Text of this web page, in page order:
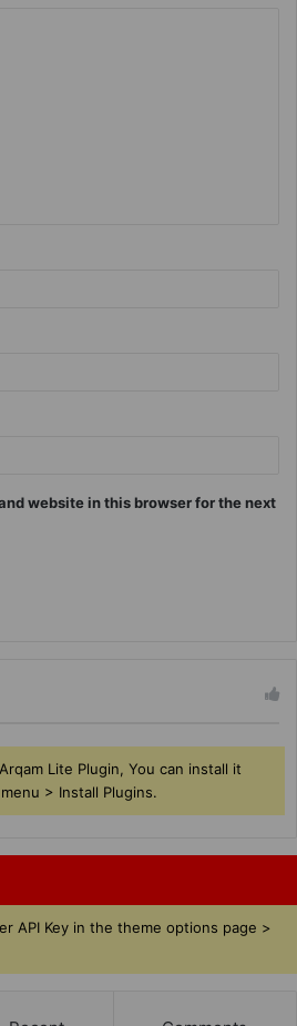
website in this browser for the next
Lite Plugin, You can install it
> Install Plugins.
API Key in the theme options page >